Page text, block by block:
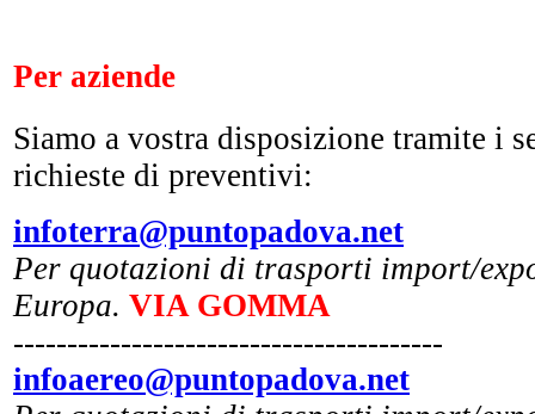
Per aziende
Siamo a vostra disposizione tramite i
richieste di preventivi:
infoterra@puntopadova.net
Per quotazioni di trasporti import/
Europa. VIA GOMMA
----------------------------------------
infoaereo@puntopadova.net